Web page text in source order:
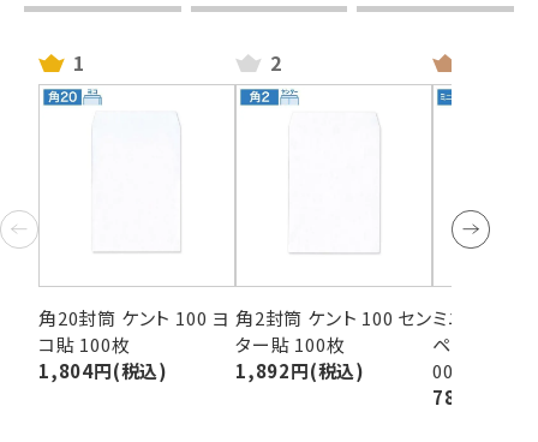
1
角20封筒 ケント 100 ヨ
コ貼 100枚
1,804
(税込)
2
角2封筒 ケント 100 セン
ター貼 100枚
1,892
(税込)
ミニ封筒 S
ペイドカー
00枚
786